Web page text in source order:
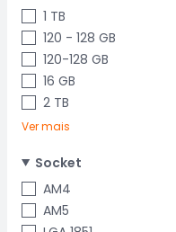
1 TB
120 - 128 GB
120-128 GB
16 GB
2 TB
Ver mais
Socket
AM4
AM5